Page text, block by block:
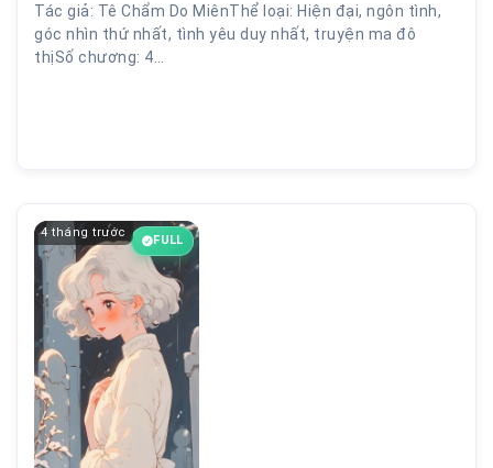
Tác giả: Tê Chẩm Do MiênThể loại: Hiện đại, ngôn tình,
góc nhìn thứ nhất, tình yêu duy nhất, truyện ma đô
thịSố chương: 4…
4 tháng trước
FULL